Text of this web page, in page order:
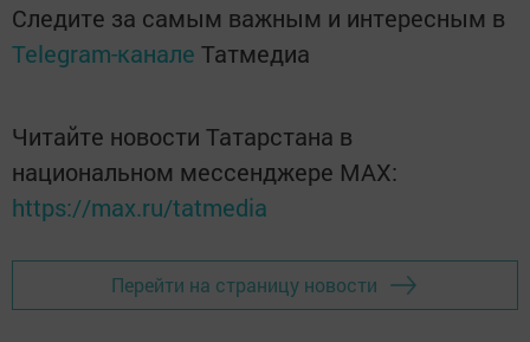
Следите за самым важным и интересным в
Telegram-канале Татмедиа
Читайте новости Татарстана в
национальном мессенджере MАХ:
https://max.ru/tatmedia
Перейти на страницу новости